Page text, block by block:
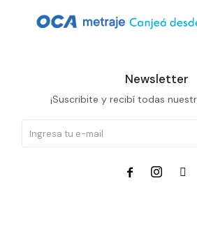
Newsletter
¡Suscribite y recibí todas
  